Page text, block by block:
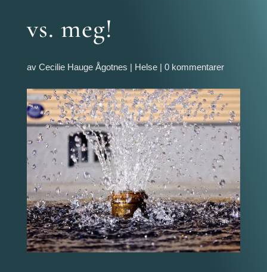
vs. meg!
av Cecilie Hauge Ågotnes | Helse| 0 kommentarer